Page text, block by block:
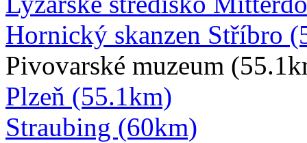
Hornický skanzen Stříbro
Pivovarské muzeum
Plzeň (55.1km)
Straubing (60km)